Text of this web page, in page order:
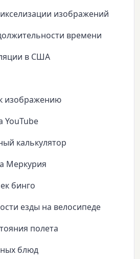
изображений
времени
в США
изображению
YouTube
калькулятор
Меркурия
бинго
езды на велосипеде
полета
блюд